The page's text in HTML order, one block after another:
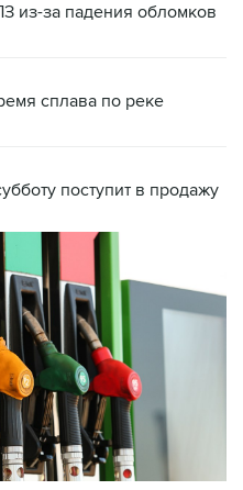
из-за падения обломков
сплава по реке
поступит в продажу